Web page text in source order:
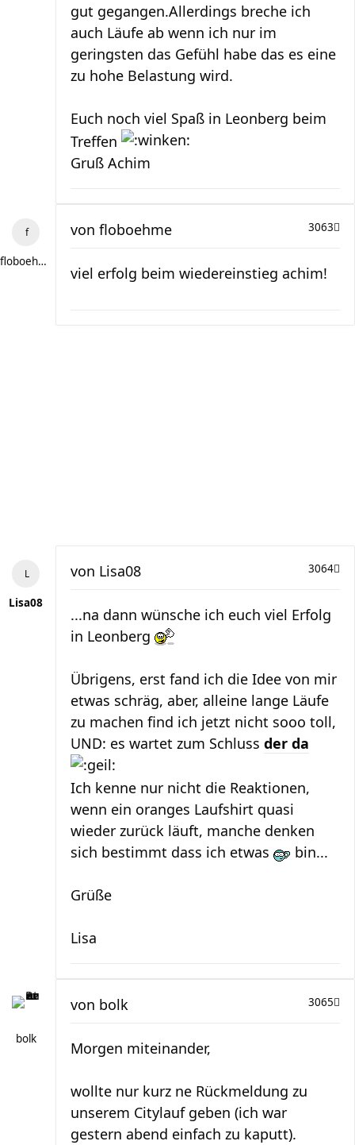
gut gegangen.Allerdings breche ich
auch Läufe ab wenn ich nur im
geringsten das Gefühl habe das es eine
zu hohe Belastung wird.
Euch noch viel Spaß in Leonberg beim
Treffen
Gruß Achim
floboehme
3063
von floboehme
viel erfolg beim wiedereinstieg achim!
Lisa08
3064
von Lisa08
...na dann wünsche ich euch viel Erfolg
in Leonberg
Übrigens, erst fand ich die Idee von mir
etwas schräg, aber, alleine lange Läufe
zu machen find ich jetzt nicht sooo toll,
UND: es wartet zum Schluss der da
Ich kenne nur nicht die Reaktionen,
wenn ein oranges Laufshirt quasi
wieder zurück läuft, manche denken
sich bestimmt dass ich etwas
bin...
Grüße
Lisa
bolk
3065
von bolk
Morgen miteinander,
wollte nur kurz ne Rückmeldung zu
unserem Citylauf geben (ich war
gestern abend einfach zu kaputt).